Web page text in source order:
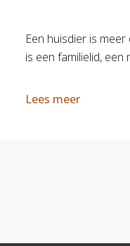
Een huisdier is
is een familielid, een
Lees meer